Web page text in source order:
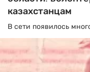
казахстанцам
В сети появилось